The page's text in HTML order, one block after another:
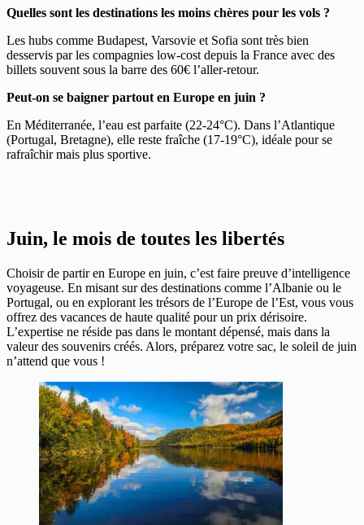
Quelles sont les destinations les moins chères pour les vols ?
Les hubs comme Budapest, Varsovie et Sofia sont très bien
desservis par les compagnies low-cost depuis la France avec des
billets souvent sous la barre des 60€ l’aller-retour.
Peut-on se baigner partout en Europe en juin ?
En Méditerranée, l’eau est parfaite (22-24°C). Dans l’Atlantique
(Portugal, Bretagne), elle reste fraîche (17-19°C), idéale pour se
rafraîchir mais plus sportive.
Juin, le mois de toutes les libertés
Choisir de partir en Europe en juin, c’est faire preuve d’intelligence
voyageuse. En misant sur des destinations comme l’Albanie ou le
Portugal, ou en explorant les trésors de l’Europe de l’Est, vous vous
offrez des vacances de haute qualité pour un prix dérisoire.
L’expertise ne réside pas dans le montant dépensé, mais dans la
valeur des souvenirs créés. Alors, préparez votre sac, le soleil de juin
n’attend que vous !